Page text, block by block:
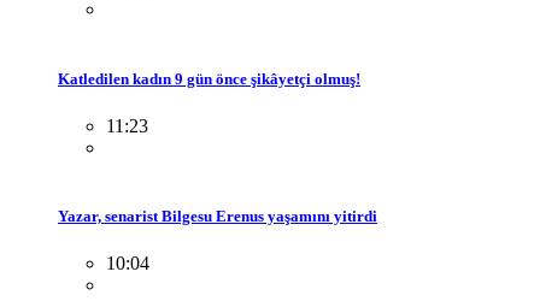
Katledilen kadın 9 gün önce şikâyetçi olmuş!
11:23
Yazar, senarist Bilgesu Erenus yaşamını yitirdi
10:04